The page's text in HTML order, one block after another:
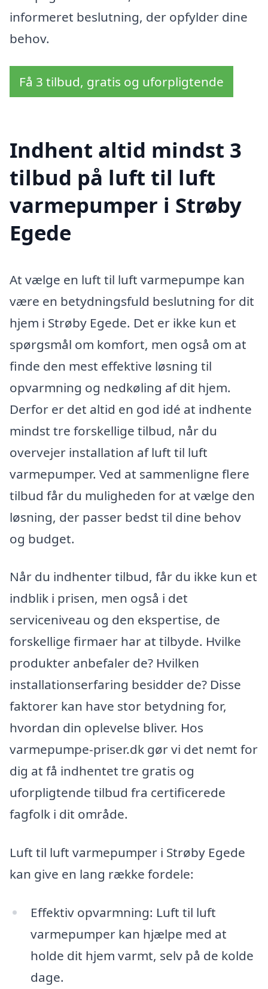
informeret beslutning, der opfylder dine
behov.
Få 3 tilbud, gratis og uforpligtende
Indhent altid mindst 3
tilbud på luft til luft
varmepumper i Strøby
Egede
At vælge en luft til luft varmepumpe kan
være en betydningsfuld beslutning for dit
hjem i Strøby Egede. Det er ikke kun et
spørgsmål om komfort, men også om at
finde den mest effektive løsning til
opvarmning og nedkøling af dit hjem.
Derfor er det altid en god idé at indhente
mindst tre forskellige tilbud, når du
overvejer installation af luft til luft
varmepumper. Ved at sammenligne flere
tilbud får du muligheden for at vælge den
løsning, der passer bedst til dine behov
og budget.
Når du indhenter tilbud, får du ikke kun et
indblik i prisen, men også i det
serviceniveau og den ekspertise, de
forskellige firmaer har at tilbyde. Hvilke
produkter anbefaler de? Hvilken
installationserfaring besidder de? Disse
faktorer kan have stor betydning for,
hvordan din oplevelse bliver. Hos
varmepumpe-priser.dk gør vi det nemt for
dig at få indhentet tre gratis og
uforpligtende tilbud fra certificerede
fagfolk i dit område.
Luft til luft varmepumper i Strøby Egede
kan give en lang række fordele:
Effektiv opvarmning: Luft til luft
varmepumper kan hjælpe med at
holde dit hjem varmt, selv på de kolde
dage.